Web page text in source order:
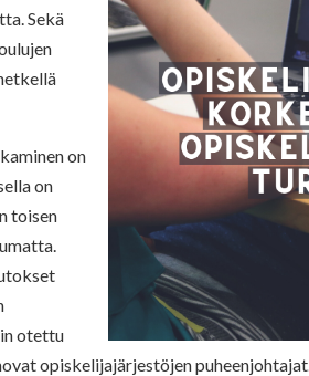
Sekä
on
on
toisen
otettu
opiskelijajärjestöjen puheenjohtajat.